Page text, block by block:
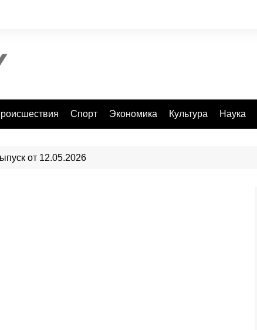
Спорт Экономика Культура Наука
от 12.05.2026